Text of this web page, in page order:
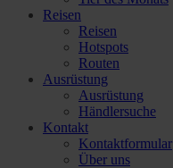
Reisen
Reisen
Hotspots
Routen
Ausrüstung
Ausrüstung
Händlersuche
Kontakt
Kontaktformular
Über uns